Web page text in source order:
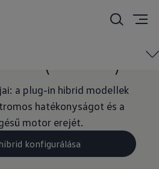
a plug-in hibrid modellek
hatékonyságot és a
motor erejét.
konfigurálása